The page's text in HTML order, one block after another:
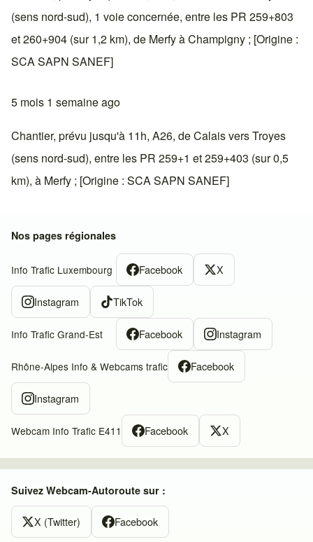
(sens nord-sud), 1 voie concernée, entre les PR 259+803
et 260+904 (sur 1,2 km), de Merfy à Champigny ; [Origine :
SCA SAPN SANEF]
5 mois 1 semaine ago
Chantier, prévu jusqu'à 11h, A26, de Calais vers Troyes
(sens nord-sud), entre les PR 259+1 et 259+403 (sur 0,5
km), à Merfy ; [Origine : SCA SAPN SANEF]
Nos pages régionales
Info Trafic Luxembourg Facebook X
Instagram TikTok
Info Trafic Grand-Est Facebook Instagram
Rhône-Alpes Info & Webcams trafic Facebook
Instagram
Webcam Info Trafic E411 Facebook X
Suivez Webcam-Autoroute sur :
X (Twitter) Facebook